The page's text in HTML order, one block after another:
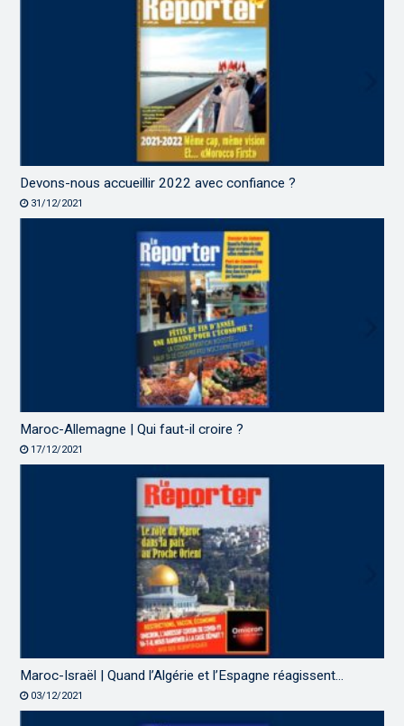
Devons-nous accueillir 2022 avec confiance ?
31/12/2021
Maroc-Allemagne | Qui faut-il croire ?
17/12/2021
Maroc-Israël | Quand l’Algérie et l’Espagne réagissent…
03/12/2021